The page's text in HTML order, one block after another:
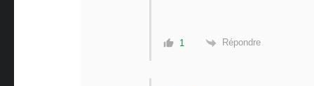
1 Répondre